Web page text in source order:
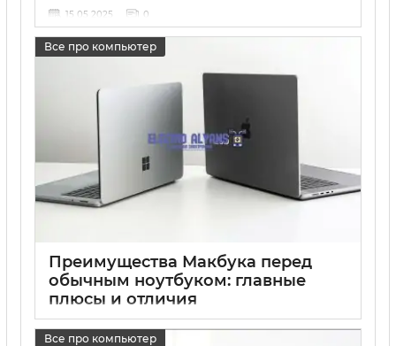
15 05 2025 0
Все про компьютер
Преимущества Макбука перед
обычным ноутбуком: главные
плюсы и отличия
Все про компьютер